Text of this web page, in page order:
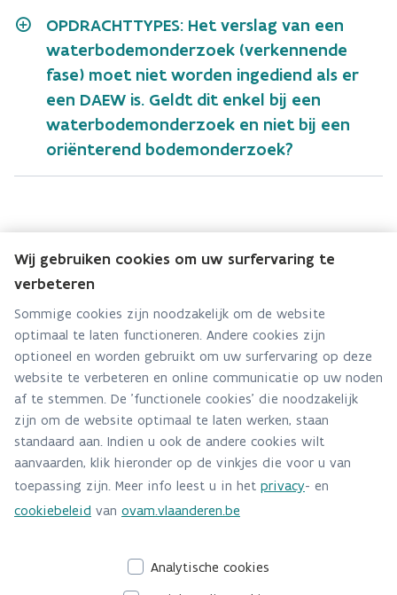
OPDRACHTTYPES: Het verslag van een
waterbodemonderzoek (verkennende
fase) moet niet worden ingediend als er
een DAEW is. Geldt dit enkel bij een
waterbodemonderzoek en niet bij een
oriënterend bodemonderzoek?
Hebt u een vraag voor dit team? Stel ze hier:
Via contact formulier
Alle contactgegevens
Adres
Stationsstraat 110
2800 Mechelen
Route en bereikbaarheid
Wij gebruiken cookies om uw surfervaring te
verbeteren
Sommige cookies zijn noodzakelijk om de website
optimaal te laten functioneren. Andere cookies zijn
optioneel en worden gebruikt om uw surfervaring op deze
website te verbeteren en online communicatie op uw noden
af te stemmen. De 'functionele cookies' die noodzakelijk
zijn om de website optimaal te laten werken, staan
standaard aan. Indien u ook de andere cookies wilt
aanvaarden, klik hieronder op de vinkjes die voor u van
toepassing zijn. Meer info leest u in het privacy- en
cookiebeleid van ovam.vlaanderen.be
Analytische cookies